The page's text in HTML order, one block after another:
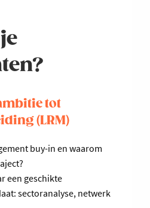
tot
(LRM)
buy-in en waarom
een geschikte
sectoranalyse, netwerk